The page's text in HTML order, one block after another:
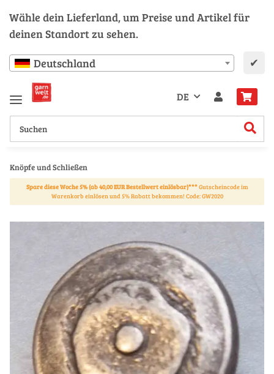
Wähle dein Lieferland, um Preise und Artikel für
deinen Standort zu sehen.
Deutschland ✔
DE
Knöpfe und Schließen
Spare diese Woche 5% (ab 40,00 EUR Bestellwert einlösbar)***Gutscheincode im
Warenkorb einlösen und 5% Rabatt bekommen! Code: GW2020